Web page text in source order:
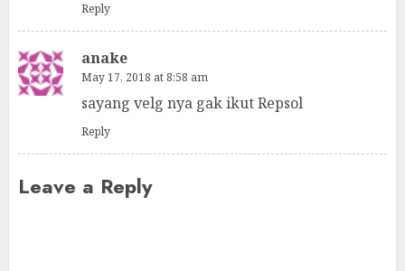
Reply
anake
May 17, 2018 at 8:58 am
sayang velg nya gak ikut Repsol
Reply
Leave a Reply